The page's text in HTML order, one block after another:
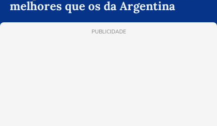
melhores que os da Argentina
PUBLICIDADE